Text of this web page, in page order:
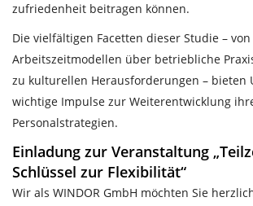
zufriedenheit beitragen können.
Die vielfältigen Facetten dieser Studie –
Arbeitszeitmodellen über betriebliche
zu kulturellen Herausforderungen – bieten
wichtige Impulse zur Weiterentwicklung
Personalstrategien.
Einladung zur Veranstaltung
Schlüssel zur Flexibilität“
Wir als WINDOR GmbH möchten Sie